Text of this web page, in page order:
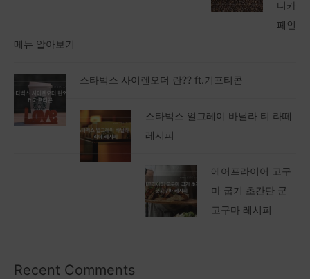
디카
페인
메뉴 알아보기
스타벅스 사이렌오더 란?? ft.기프티콘
스타벅스 얼그레이 바닐라 티 라떼
레시피
에어프라이어 고구
마 굽기 초간단 군
고구마 레시피
Recent Comments